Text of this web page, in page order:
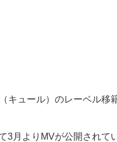
キュール）のレーベル移
3月よりMVが公開されて